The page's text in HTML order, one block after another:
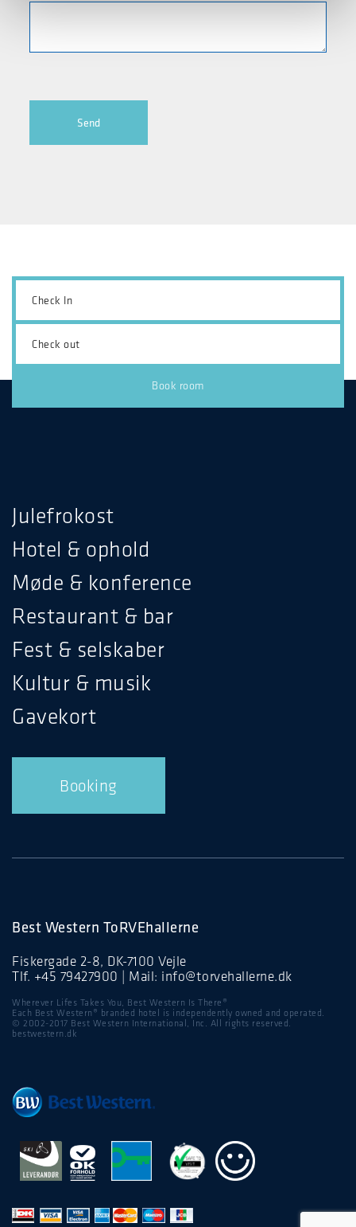
Send
Julefrokost
Hotel & ophold
Møde & konference
Restaurant & bar
Fest & selskaber
Kultur & musik
Gavekort
Booking
Best Western ToRVEhallerne
Fiskergade 2-8, DK-7100 Vejle
Tlf. +45 79427900 | Mail: info@torvehallerne.dk
Wherever Lifes Takes You, Best Western Is There®
Each Best Western® branded hotel is independently owned and operated.
© 2002-2017 Best Western International, Inc. All rights reserved.
bestwestern.dk